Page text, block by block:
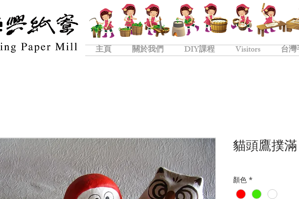
主頁 關於我們 DIY課程 Visitors 台
貓頭鷹撲滿
顏色 *